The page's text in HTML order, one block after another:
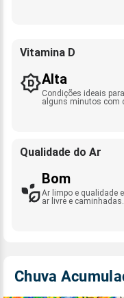
Vitamina D
Alta
Condições ideais
alguns minutos com
Qualidade do Ar
Bom
Ar limpo e qualidade
ar livre e caminhadas.
Chuva